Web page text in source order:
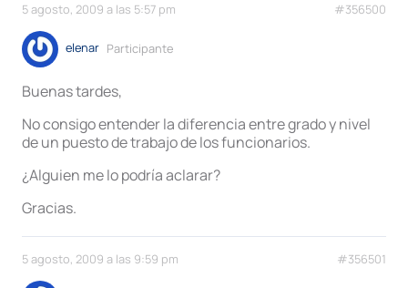
5 agosto, 2009 a las 5:57 pm #356500
elenar Participante
Buenas tardes,
No consigo entender la diferencia entre grado y nivel
de un puesto de trabajo de los funcionarios.
¿Alguien me lo podría aclarar?
Gracias.
5 agosto, 2009 a las 9:59 pm #356501